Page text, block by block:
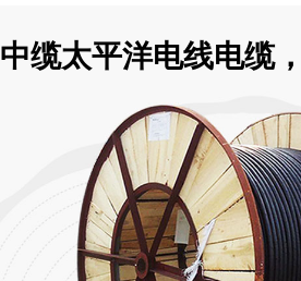
中缆太平洋电线电缆